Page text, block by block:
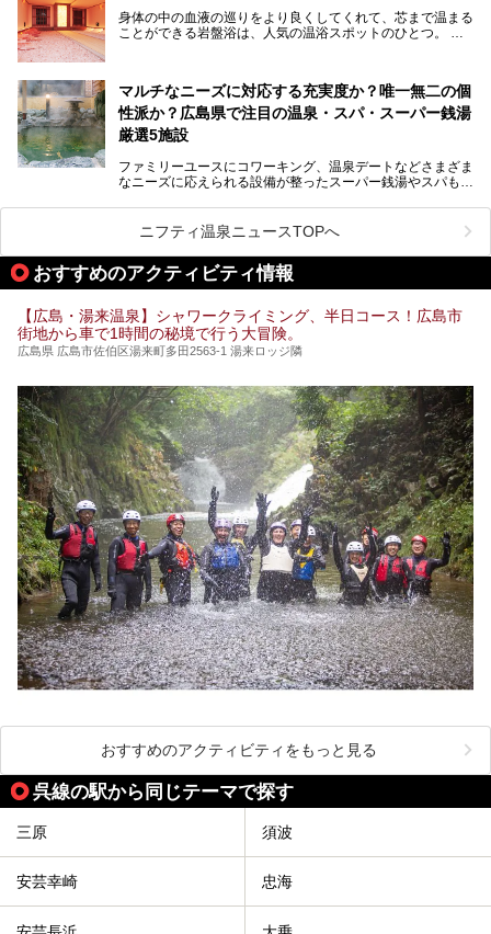
期待されます。今回はそんなサウナにこだわった、広島県内
のオススメ温泉・銭湯・スパ10ヶ所を紹介させていただき
ます。
身体の中の血液の巡りをより良くしてくれて、芯まで温まる
ことができる岩盤浴は、人気の温浴スポットのひとつ。
る、広島県でオススメの温泉・銭湯・スパをご紹介していき
ます！
マルチなニーズに対応する充実度か？唯一無二の個
性派か？広島県で注目の温泉・スパ・スーパー銭湯
厳選5施設
ファミリーユースにコワーキング、温泉デートなどさまざま
なニーズに応えられる設備が整ったスーパー銭湯やスパも、
いった個性が魅力の温泉も、どちらも充実している広島県。
今回は、そんな広島県にある温浴施設のなかから、筆者が
「一度訪ねてみたい」と気になっている魅力的な施設を5件
ピックアップして紹介します。
※2021/07/30時点の情報です。
ニフティ温泉ニュースTOPへ
おすすめのアクティビティ情報
【広島・湯来温泉】シャワークライミング、半日コース！広島市
街地から車で1時間の秘境で行う大冒険。
広島県 広島市佐伯区湯来町多田2563-1 湯来ロッジ隣
おすすめのアクティビティをもっと見る
呉線の駅から同じテーマで探す
三原 須波
安芸幸崎 忠海